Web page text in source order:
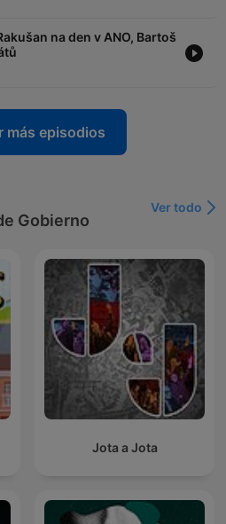
na den v ANO, Bartoš
más episodios
Gobierno
Ver todo
Jota a Jota